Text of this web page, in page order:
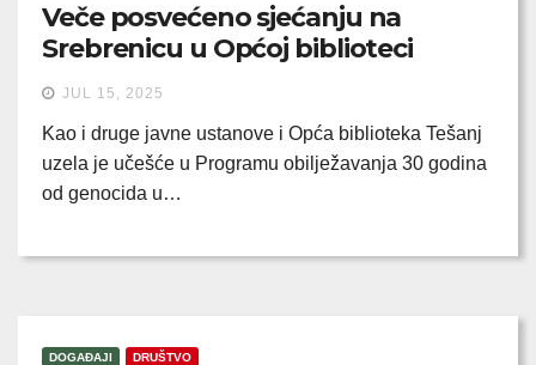
Veče posvećeno sjećanju na
Srebrenicu u Općoj biblioteci
JUL 15, 2025
Kao i druge javne ustanove i Opća biblioteka Tešanj
uzela je učešće u Programu obilježavanja 30 godina
od genocida u…
DOGAĐAJI DRUŠTVO